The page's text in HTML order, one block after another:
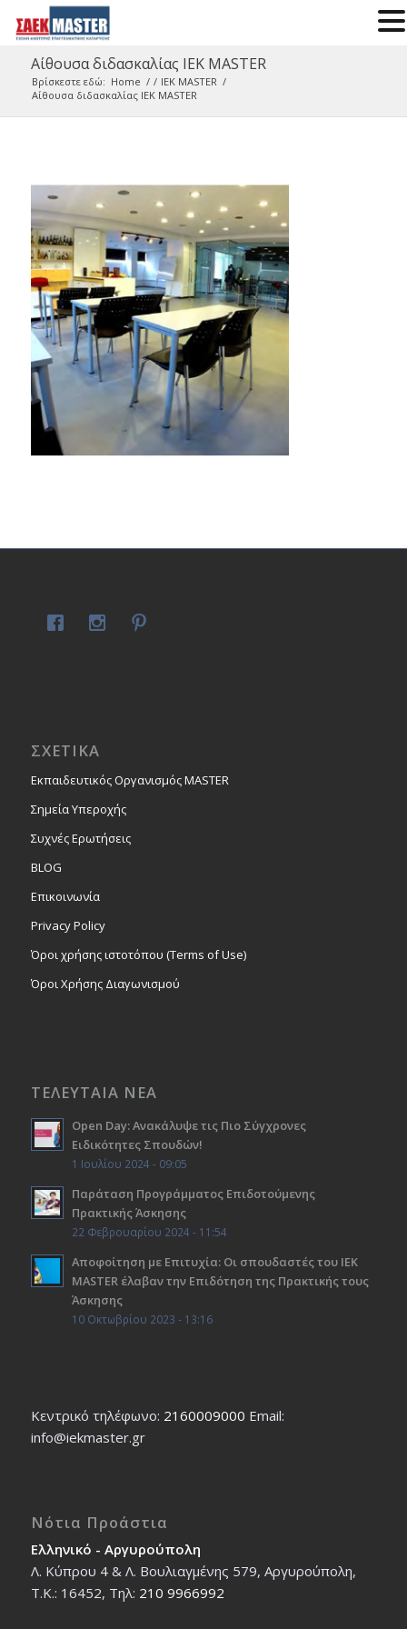
Αίθουσα διδασκαλίας IEK MASTER
Βρίσκεστε εδώ: Home / / ΙΕΚ MASTER /
Αίθουσα διδασκαλίας IEK MASTER
ΣΧΕΤΙΚΑ
Εκπαιδευτικός Οργανισμός MASTER
Σημεία Υπεροχής
Συχνές Ερωτήσεις
BLOG
Επικοινωνία
Privacy Policy
Όροι χρήσης ιστοτόπου (Terms of Use)
Όροι Χρήσης Διαγωνισμού
ΤΕΛΕΥΤΑΙΑ ΝΕΑ
Open Day: Ανακάλυψε τις Πιο Σύγχρονες
Ειδικότητες Σπουδών!
1 Ιουλίου 2024 - 09:05
Παράταση Προγράμματος Επιδοτούμενης
Πρακτικής Άσκησης
22 Φεβρουαρίου 2024 - 11:54
Αποφοίτηση με Επιτυχία: Οι σπουδαστές του ΙΕΚ
ΜΑSTER έλαβαν την Επιδότηση της Πρακτικής τους
Άσκησης
10 Οκτωβρίου 2023 - 13:16
Κεντρικό τηλέφωνο: 2160009000 Εmail:
info@iekmaster.gr
Νότια Προάστια
Ελληνικό - Αργυρούπολη
Λ. Κύπρου 4 & Λ. Βουλιαγμένης 579, Αργυρούπολη,
T.K.: 16452, Τηλ: 210 9966992